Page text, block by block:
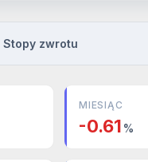
Stopy zwrotu
MIESIĄC
-0.61 %